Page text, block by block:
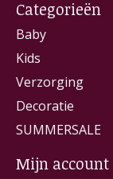
Categorieën
Baby
Kids
Verzorging
Decoratie
SUMMERSALE
Mijn account